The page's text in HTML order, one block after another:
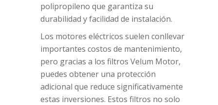
polipropileno que garantiza su
durabilidad y facilidad de instalación.
Los motores eléctricos suelen conllevar
importantes costos de mantenimiento,
pero gracias a los filtros Velum Motor,
puedes obtener una protección
adicional que reduce significativamente
estas inversiones. Estos filtros no solo